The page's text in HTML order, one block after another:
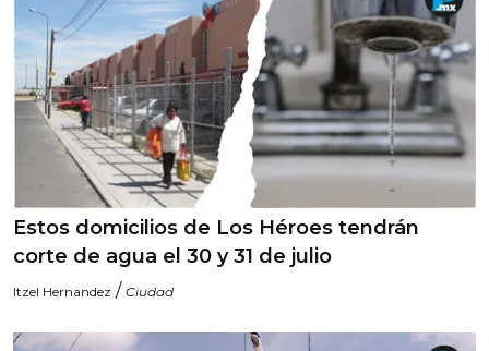
Estos domicilios de Los Héroes tendrán
corte de agua el 30 y 31 de julio
Itzel Hernandez / Ciudad